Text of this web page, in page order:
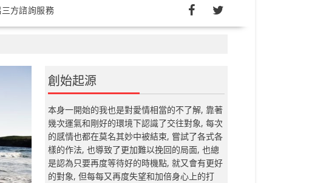
三方諮詢服務
創始起源
本身一開始的我也是對愛情相當的不了解, 靠著
幾次運氣和剛好的環境下認識了交往對象, 每次
的感情也都在莫名其妙中被結束, 嘗試了各式各
樣的作法, 也導致了更加難以挽回的局面, 也總
是認為只要再度等待好的時機點, 就又會有更好
的對象, 但每每又再度失望和加倍身心上的打